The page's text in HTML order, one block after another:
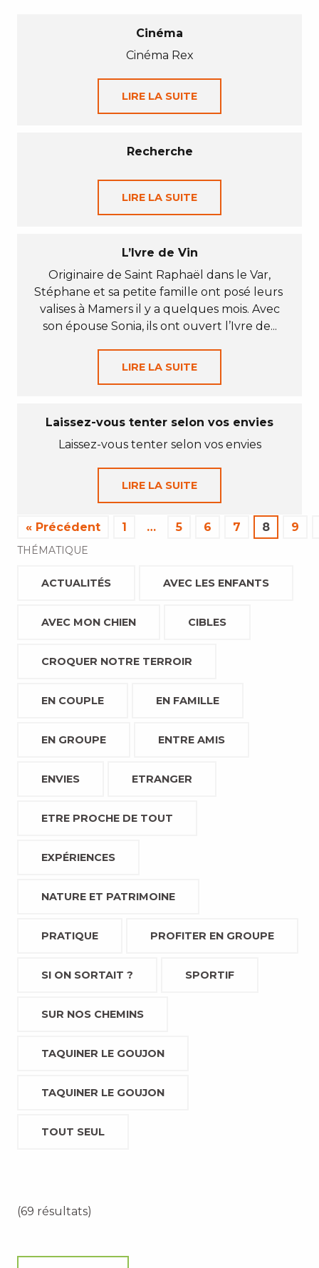
Cinéma
Cinéma Rex
LIRE LA SUITE
Recherche
LIRE LA SUITE
L’Ivre de Vin
Originaire de Saint Raphaël dans le Var,
Stéphane et sa petite famille ont posé leurs
valises à Mamers il y a quelques mois. Avec
son épouse Sonia, ils ont ouvert l’Ivre de...
LIRE LA SUITE
Laissez-vous tenter selon vos envies
Laissez-vous tenter selon vos envies
LIRE LA SUITE
« Précédent 1 … 5 6 7 8 9
THÉMATIQUE
ACTUALITÉS AVEC LES ENFANTS
AVEC MON CHIEN CIBLES
CROQUER NOTRE TERROIR
EN COUPLE EN FAMILLE
EN GROUPE ENTRE AMIS
ENVIES ETRANGER
ETRE PROCHE DE TOUT
EXPÉRIENCES
NATURE ET PATRIMOINE
PRATIQUE PROFITER EN GROUPE
SI ON SORTAIT ? SPORTIF
SUR NOS CHEMINS
TAQUINER LE GOUJON
TAQUINER LE GOUJON
TOUT SEUL
(69 résultats)